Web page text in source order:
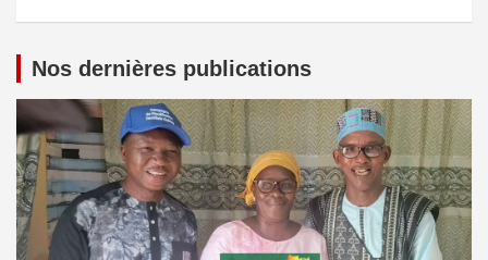
Nos dernières publications